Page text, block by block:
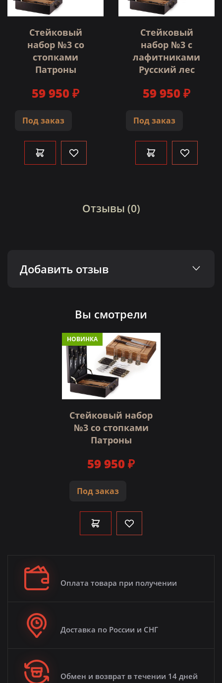
Стейковый
набор №3 со
стопками
Патроны
Под заказ
59 950 ₽
Стейковый
набор №3 с
лафитниками
Русский лес
Под заказ
59 950 ₽
Отзывы (0)
Добавить отзыв
Вы смотрели
НОВИНКА
Стейковый набор
№3 со стопками
Патроны
Под заказ
59 950 ₽
Оплата товара при получении
Доставка по России и СНГ
Обмен и возврат в течении 14 дней